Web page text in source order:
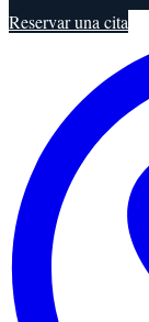
Reservar una cita